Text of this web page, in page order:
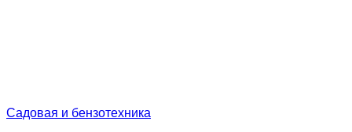
Садовая и бензотехника